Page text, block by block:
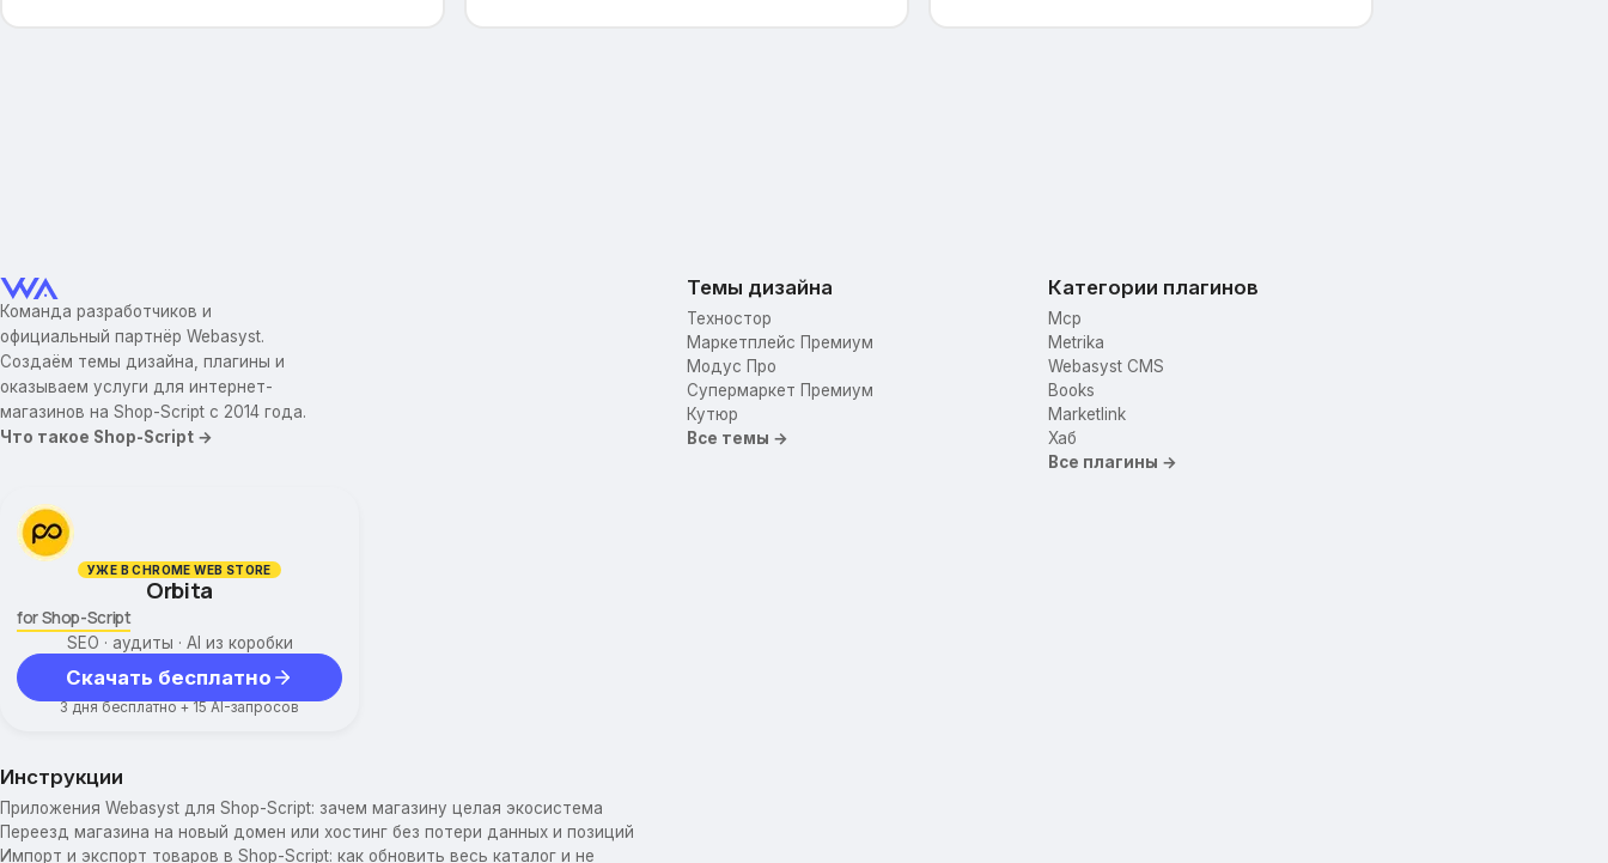
Команда разработчиков и
официальный партнёр Webasyst.
Создаём темы дизайна, плагины и
оказываем услуги для интернет-
магазинов на Shop-Script с 2014 года.
Что такое Shop-Script →
УЖЕ В CHROME WEB STORE
Orbita
for Shop-Script
SEO · аудиты · AI из коробки
Скачать бесплатно
3 дня бесплатно + 15 AI-запросов
Темы дизайна
Техностор
Маркетплейс Премиум
Модус Про
Супермаркет Премиум
Кутюр
Все темы →
Категории плагинов
Mcp
Metrika
Webasyst CMS
Books
Marketlink
Хаб
Все плагины →
Инструкции
Приложения Webasyst для Shop-Script: зачем магазину целая экосистема
Переезд магазина на новый домен или хостинг без потери данных и позиций
Импорт и экспорт товаров в Shop-Script: как обновить весь каталог и не